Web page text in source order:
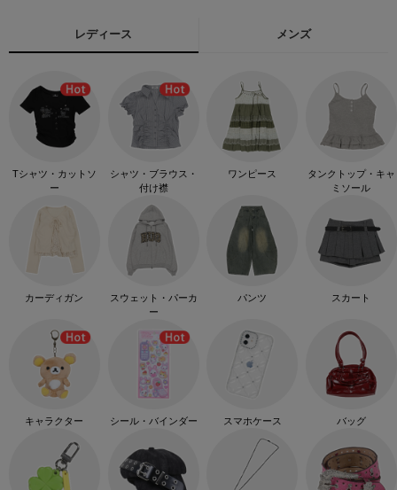
レディース メンズ
Tシャツ・カットソ
ー
シャツ・ブラウス・
付け襟
ワンピース
タンクトップ・キャ
ミソール
カーディガン
スウェット・パーカ
ー
パンツ スカート
キャラクター シール・バインダー スマホケース バッグ